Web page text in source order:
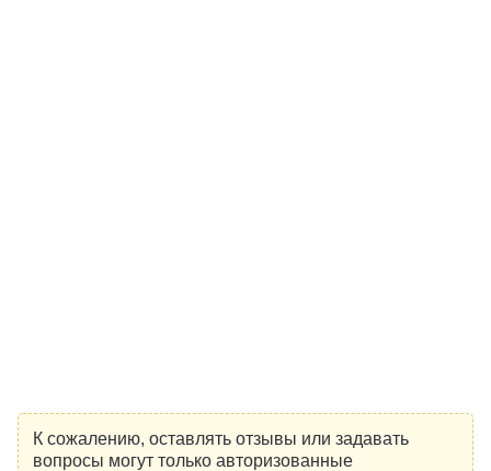
К сожалению, оставлять отзывы или задавать
вопросы могут только авторизованные